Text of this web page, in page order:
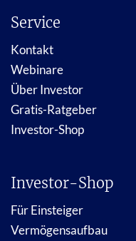
Service
Kontakt
Webinare
Über Investor
Gratis-Ratgeber
Investor-Shop
Investor-Shop
Für Einsteiger
Vermögensaufbau